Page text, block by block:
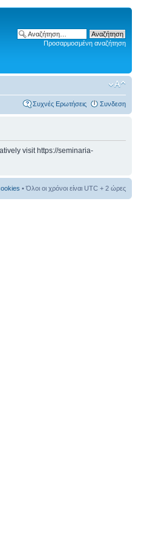
Προσαρμοσμένη αναζήτηση
Συχνές Ερωτήσεις Συνδεση
visit https://seminaria-
• Όλοι οι χρόνοι είναι UTC + 2 ώρες